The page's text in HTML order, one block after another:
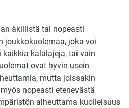
äkillistä tai nopeasti
joukkokuolemaa, joka voi
kalalajeja, tai vain
ovat hyvin usein
mutta joissakin
nopeasti etenevästä
aiheuttama kuolleisuus